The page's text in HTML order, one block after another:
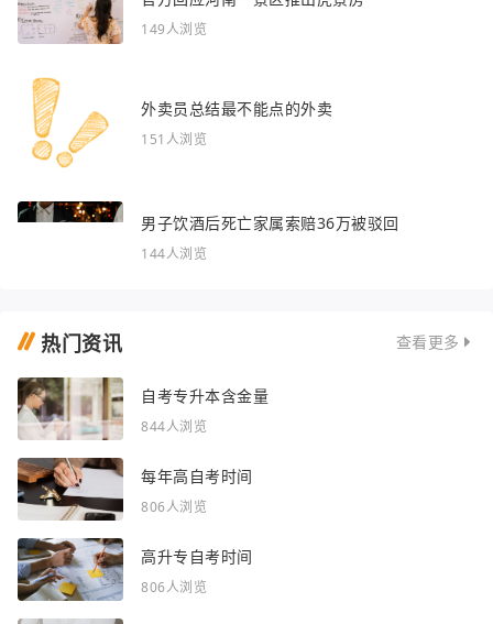
149人浏览
外卖员总结最不能点的外卖
151人浏览
男子饮酒后死亡家属索赔36万被驳回
144人浏览
热门资讯 查看更多
自考专升本含金量
844人浏览
每年高自考时间
806人浏览
高升专自考时间
806人浏览